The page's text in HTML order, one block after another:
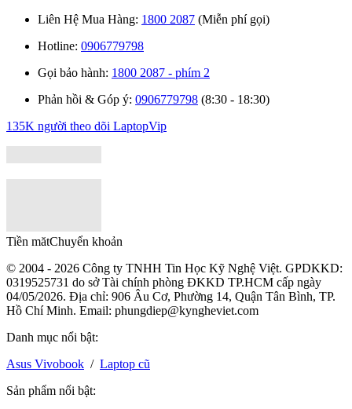
Liên Hệ Mua Hàng: 1800 2087 (Miễn phí gọi)
Hotline: 0906779798
Gọi bảo hành: 1800 2087 - phím 2
Phản hồi & Góp ý: 0906779798 (8:30 - 18:30)
135K người theo dõi LaptopVip
Tiền mătChuyển khoản
© 2004 - 2026 Công ty TNHH Tin Học Kỹ Nghệ Việt. GPDKKD:
0319525731 do sở Tài chính phòng ĐKKD TP.HCM cấp ngày
04/05/2026. Địa chỉ: 906 Âu Cơ, Phường 14, Quận Tân Bình, TP.
Hồ Chí Minh. Email: phungdiep@kyngheviet.com
Danh mục nổi bật:
Asus Vivobook / Laptop cũ
Sản phẩm nổi bật: